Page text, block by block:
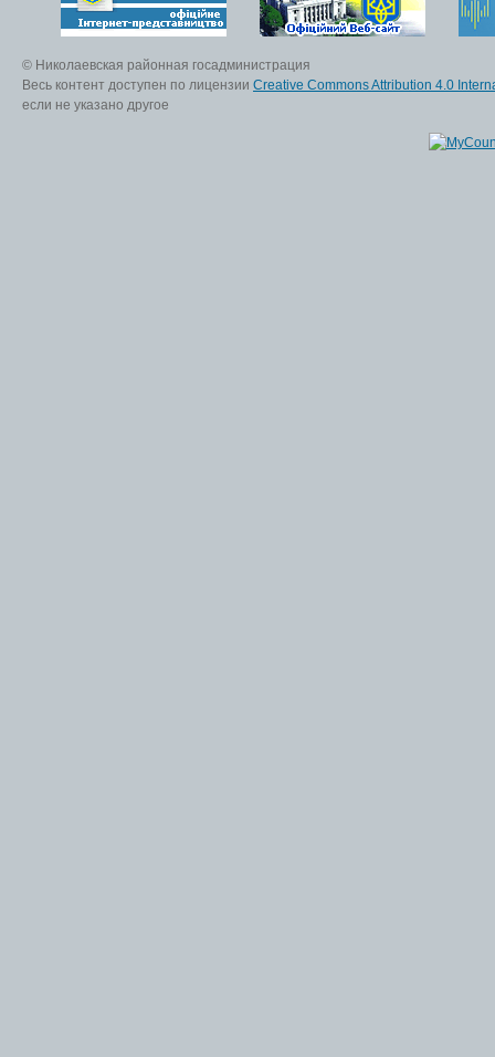
© Николаевская районная госадминистрация
Весь контент доступен по лицензии Creative Commons Attribution 4.0
если не указано другое